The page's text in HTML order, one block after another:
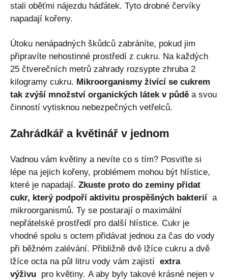
stali oběťmi nájezdu háďátek. Tyto drobné červíky
napadají kořeny.
Útoku nenápadných škůdců zabráníte, pokud jim
připravíte nehostinné prostředí z cukru. Na každých
25 čtverečních metrů zahrady rozsypte zhruba 2
kilogramy cukru. Mikroorganismy živící se cukrem
tak zvýší množství organických látek v půdě a svou
činností vytisknou nebezpečných vetřelců.
Zahrádkář a květinář v jednom
Vadnou vám květiny a nevíte co s tím? Posviťte si
lépe na jejich kořeny, problémem mohou být hlístice,
které je napadají. Zkuste proto do zeminy přidat
cukr, který podpoří aktivitu prospěšných bakterií a
mikroorganismů. Ty se postarají o maximální
nepřátelské prostředí pro další hlístice. Cukr je
vhodné spolu s octem přidávat jednou za čas do vody
při běžném zalévání. Přibližně dvě lžíce cukru a dvě
lžíce octa na půl litru vody vám zajistí extra
výživu pro květiny. A aby byly takové krásné nejen v